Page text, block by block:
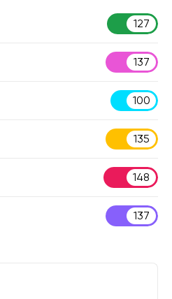
127
137
100
135
148
137